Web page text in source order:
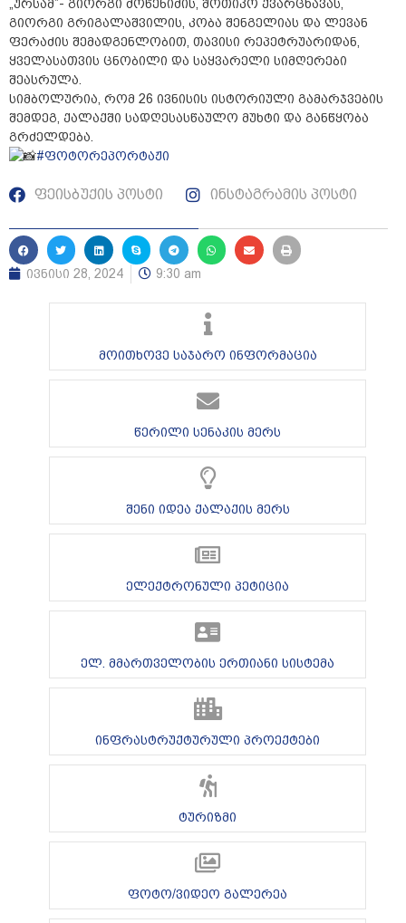
„ურსამ”- გიორგი ძოწენიძის, შოთიკო ქვარცხავას,
გიორგი გრიგალაშვილის, კობა შენგელიას და ლევან
ფერაძის შემადგენლობით, თავისი რეპეტრუარიდან,
ყველასათვის ცნობილი და საყვარელი სიმღერები
შეასრულა.
სიმბოლურია, რომ 26 ივნისის ისტორიული გამარჯვების
შემდეგ, ქალაქში სადღესასწაულო მუხტი და განწყობა
გრძელდება.
#ფოტორეპორტაჟი
ფეისბუქის პოსტი ინსტაგრამის პოსტი
ივნისი 28, 2024 9:30 am
მოითხოვე საჯარო ინფორმაცია
წერილი სენაკის მერს
შენი იდეა ქალაქის მერს
ელექტრონული პეტიცია
ელ. მმართველობის ერთიანი სისტემა
ინფრასტრუქტურული პროექტები
ტურიზმი
ფოტო/ვიდეო გალერეა